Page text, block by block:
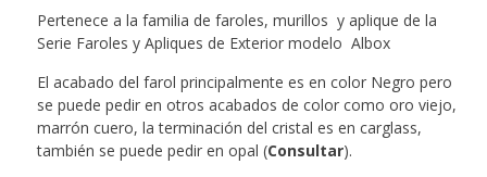
Pertenece a la familia de faroles, murillos y aplique de la
Serie Faroles y Apliques de Exterior modelo Albox
El acabado del farol principalmente es en color Negro pero
se puede pedir en otros acabados de color como oro viejo,
marrón cuero, la terminación del cristal es en carglass,
también se puede pedir en opal (Consultar).